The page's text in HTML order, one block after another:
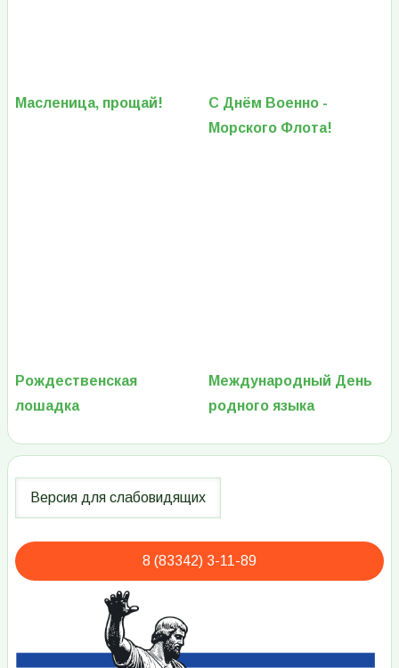
Масленица, прощай!
С Днём Военно -
Морского Флота!
Рождественская
лошадка
Международный День
родного языка
8 (83342) 3-11-89